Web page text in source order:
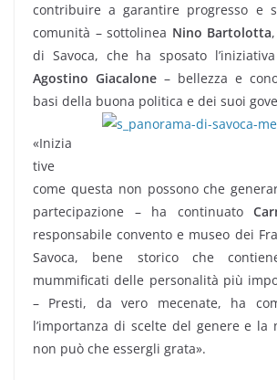
contribuire a garantire progresso e
comunità – sottolinea Nino Bartolotta
di Savoca, che ha sposato
Agostino Giacalone – bellezza e
basi della buona politica e dei suoi
«Inizia
tive
come questa non possono che
partecipazione – ha continuato
responsabile convento e museo dei
Savoca, bene storico che
mummificati delle personalità più
– Presti, da vero mecenate, ha
l’importanza di scelte del genere e la
non può che essergli grata».